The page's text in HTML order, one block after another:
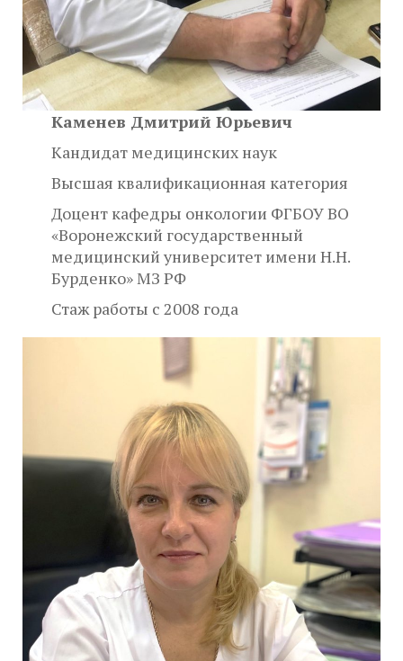
Каменев Дмитрий Юрьевич
Кандидат медицинских наук
Высшая квалификационная категория
Доцент кафедры онкологии ФГБОУ ВО
«Воронежский государственный
медицинский университет имени Н.Н.
Бурденко» МЗ РФ
Стаж работы с 2008 года